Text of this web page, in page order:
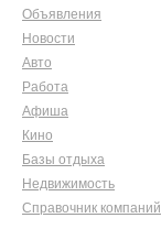
Объявления
Новости
Авто
Работа
Афиша
Кино
Базы отдыха
Недвижимость
Справочник компаний